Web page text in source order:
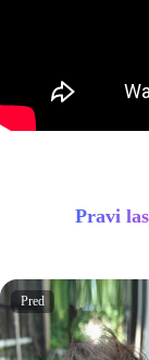
Pravi
Pred